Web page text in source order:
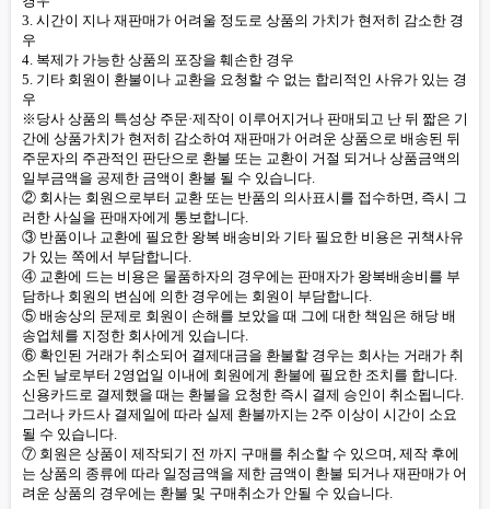
3. 시간이 지나 재판매가 어려울 정도로 상품의 가치가 현저히 감소한 경
우
4. 복제가 가능한 상품의 포장을 훼손한 경우
5. 기타 회원이 환불이나 교환을 요청할 수 없는 합리적인 사유가 있는 경
우
※당사 상품의 특성상 주문·제작이 이루어지거나 판매되고 난 뒤 짧은 기
간에 상품가치가 현저히 감소하여 재판매가 어려운 상품으로 배송된 뒤
주문자의 주관적인 판단으로 환불 또는 교환이 거절 되거나 상품금액의
일부금액을 공제한 금액이 환불 될 수 있습니다.
② 회사는 회원으로부터 교환 또는 반품의 의사표시를 접수하면, 즉시 그
러한 사실을 판매자에게 통보합니다.
③ 반품이나 교환에 필요한 왕복 배송비와 기타 필요한 비용은 귀책사유
가 있는 쪽에서 부담합니다.
④ 교환에 드는 비용은 물품하자의 경우에는 판매자가 왕복배송비를 부
담하나 회원의 변심에 의한 경우에는 회원이 부담합니다.
⑤ 배송상의 문제로 회원이 손해를 보았을 때 그에 대한 책임은 해당 배
송업체를 지정한 회사에게 있습니다.
⑥ 확인된 거래가 취소되어 결제대금을 환불할 경우는 회사는 거래가 취
소된 날로부터 2영업일 이내에 회원에게 환불에 필요한 조치를 합니다.
신용카드로 결제했을 때는 환불을 요청한 즉시 결제 승인이 취소됩니다.
그러나 카드사 결제일에 따라 실제 환불까지는 2주 이상이 시간이 소요
될 수 있습니다.
⑦ 회원은 상품이 제작되기 전 까지 구매를 취소할 수 있으며, 제작 후에
는 상품의 종류에 따라 일정금액을 제한 금액이 환불 되거나 재판매가 어
려운 상품의 경우에는 환불 및 구매취소가 안될 수 있습니다.